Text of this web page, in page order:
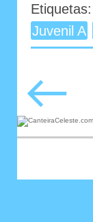
Etiquetas:
Juvenil A